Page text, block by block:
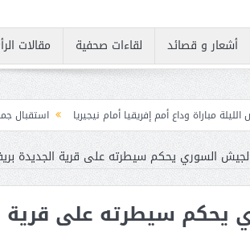
أشعار و قصائد لقاءات صحفية مقالات
إفريقيا أمام نيجيريا
استقبال جماهيرى حاشد
السوري يحكم سيطرته على قرية الجديدة
يحكم سيطرته على قرية